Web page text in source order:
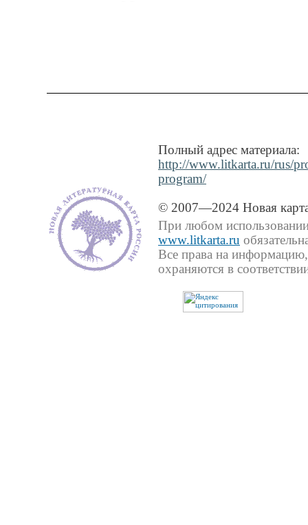
Полный адрес материала:
http://www.litkarta.ru/rus/
program/
© 2007—2024 Новая
При любом использовании
www.litkarta.ru
Все права на
охраняются в